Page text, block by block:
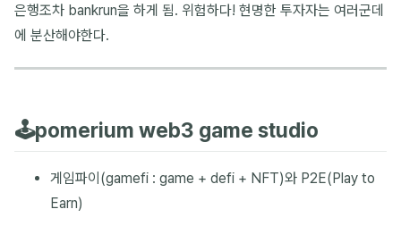
은행조차 bankrun을 하게 됨. 위험하다! 현명한 투자자는 여러군데
에 분산해야한다.
🕹️pomerium web3 game studio
게임파이(gamefi : game + defi + NFT)와 P2E(Play to
Earn)